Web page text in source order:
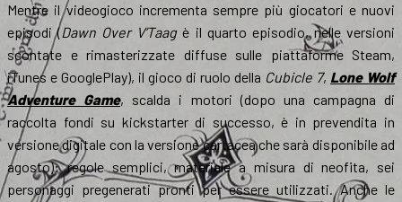
Mentre il videogioco incrementa sempre più giocatori e nuovi
episodi (Dawn Over V’Taagè il quarto episodio, nelle versioni
scontate e rimasterizzate diffuse sulle piattaforme Steam,
iTunes e GooglePlay), il gioco di ruolo della Cubicle 7, Lone Wolf
Adventure Game, scalda i motori (dopo una campagna di
raccolta fondi su kickstarter di successo, è in prevendita in
versione digitale con la versione cartacea che sarà disponibile ad
agosto): regole semplici, materiale a misura di neofita, sei
personaggi pregenerati pronti per essere utilizzati. Anche le